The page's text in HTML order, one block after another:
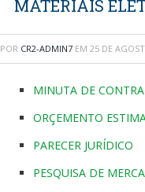
MATERIAIS
POR CR2-ADMIN7 EM 25 DE
MINUTA DE
ORÇEMENTO
PARECER JURÍDICO
PESQUISA DE